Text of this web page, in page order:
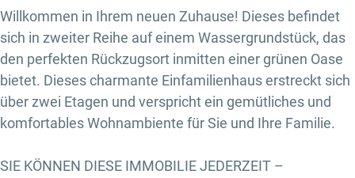
Willkommen in Ihrem neuen Zuhause! Dieses befindet
sich in zweiter Reihe auf einem Wassergrundstück, das
den perfekten Rückzugsort inmitten einer grünen Oase
bietet. Dieses charmante Einfamilienhaus erstreckt sich
über zwei Etagen und verspricht ein gemütliches und
komfortables Wohnambiente für Sie und Ihre Familie.
SIE KÖNNEN DIESE IMMOBILIE JEDERZEIT –